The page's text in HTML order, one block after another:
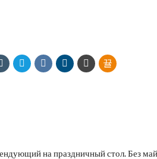
на праздничный стол. Без